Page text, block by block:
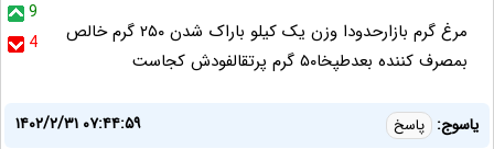
9
4
مرغ گرم بازارحدودا وزن یک کیلو باراک شدن ۲۵۰ گرم خالص
بمصرف کننده بعدطپخا۵۰ گرم پرتقالفودش کجاست
یاسوج: پاسخ
۱۴۰۲/۲/۳۱ ۰۷:۴۴:۵۹